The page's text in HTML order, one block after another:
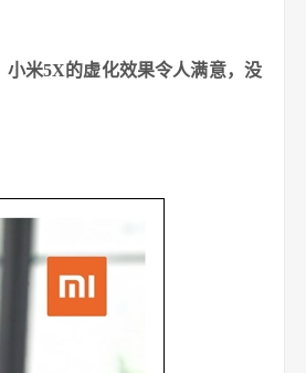
小米5X的虚化效果令人满意，没